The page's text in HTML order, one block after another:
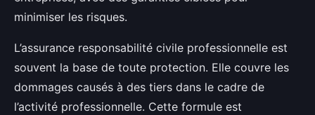
minimiser les risques.
L’assurance responsabilité civile professionnelle est
souvent la base de toute protection. Elle couvre les
dommages causés à des tiers dans le cadre de
l’activité professionnelle. Cette formule est